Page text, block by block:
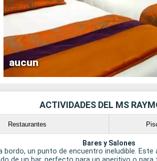
aucun
ACTIVIDADES DEL MS
Restaurantes
Bares y Salones
un punto de encuentro ineludible.